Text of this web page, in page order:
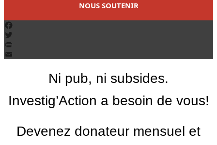
NOUS SOUTENIR
Facebook
Twitter
PrintFriendly
Ni pub, ni subsides.
Investig’Action a besoin de vous!
Devenez donateur mensuel et